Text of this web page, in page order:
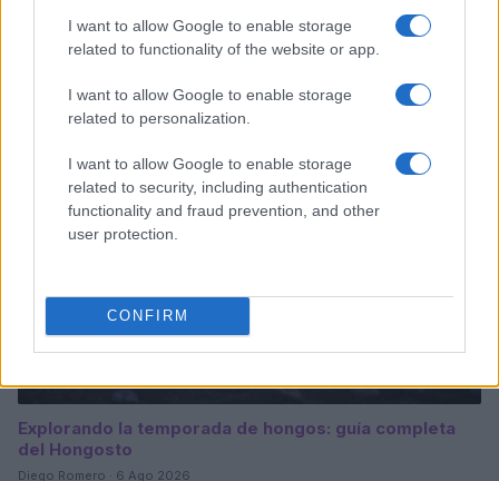
I want to allow Google to enable storage
related to functionality of the website or app.
I want to allow Google to enable storage
related to personalization.
I want to allow Google to enable storage
related to security, including authentication
functionality and fraud prevention, and other
user protection.
CONFIRM
Explorando las similitudes y diferencias entre la
gastronomía peruana y ecuatoriana
SALUD Y ALIMENTACIÓN
Explorando la temporada de hongos: guía completa
del Hongosto
Diego Romero · 6 Ago 2026